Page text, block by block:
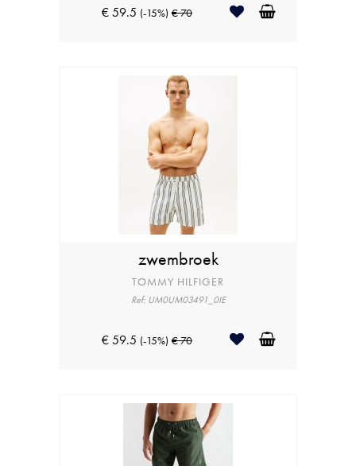
€ 59.5 (-15%) € 70
zwembroek
TOMMY HILFIGER
Ref: UM0UM03491_0IE
€ 59.5 (-15%) € 70